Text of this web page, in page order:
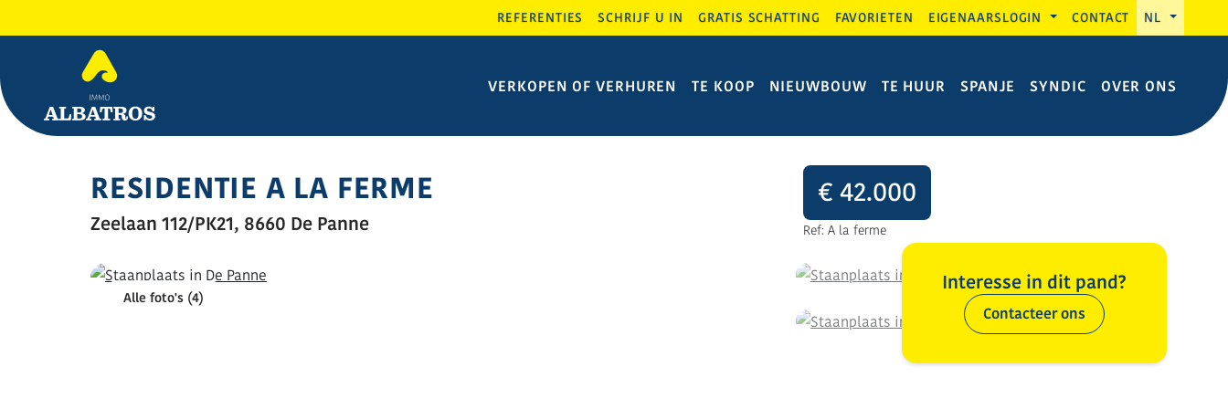
REFERENTIES SCHRIJF U IN GRATIS SCHATTING FAVORIETEN EIGENAARSLOGIN CONTACT NL
VERKOPEN OF VERHUREN TE KOOP NIEUWBOUW TE HUUR SPANJE SYNDIC OVER ONS
RESIDENTIE A LA FERME
Zeelaan 112/PK21, 8660 De Panne
€ 42.000
Ref: A la ferme
Alle foto's (4)
Interesse in dit pand?
Contacteer ons